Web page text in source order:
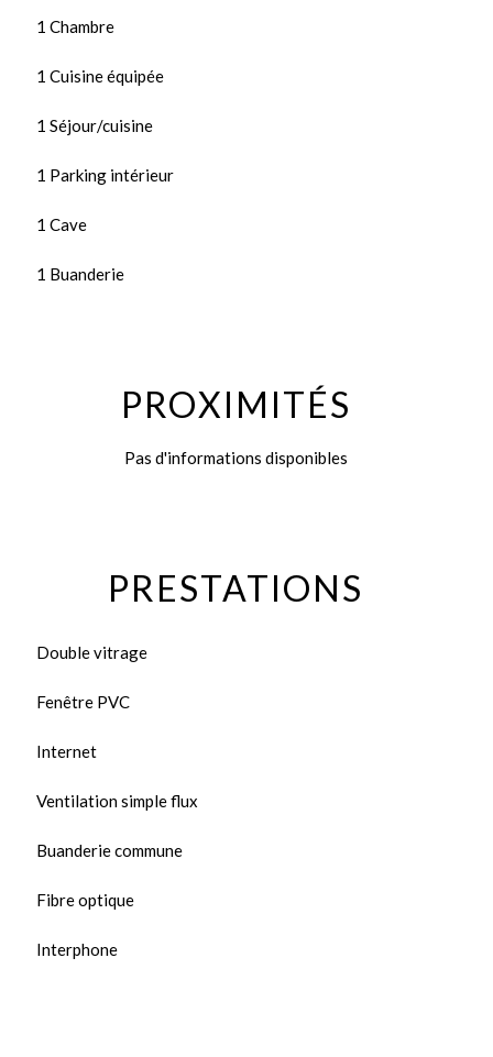
1 Chambre
1 Cuisine équipée
1 Séjour/cuisine
1 Parking intérieur
1 Cave
1 Buanderie
PROXIMITÉS
Pas d'informations disponibles
PRESTATIONS
Double vitrage
Fenêtre PVC
Internet
Ventilation simple flux
Buanderie commune
Fibre optique
Interphone